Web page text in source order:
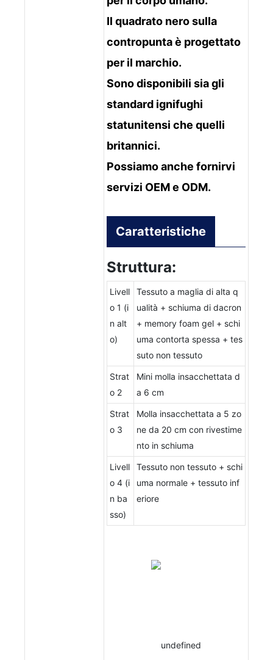
Il quadrato nero sulla
contropunta è progettato
per il marchio.
Sono disponibili sia gli
standard ignifughi
statunitensi che quelli
britannici.
Possiamo anche fornirvi
servizi OEM e ODM.
Caratteristiche
Struttura:
Livell
o 1 (i
n alt
o)
Tessuto a maglia di alta q
ualità + schiuma di dacron
+ memory foam gel + schi
uma contorta spessa + tes
suto non tessuto
Strat
o 2
Mini molla insacchettata d
a 6 cm
Strat
o 3
Molla insacchettata a 5 zo
ne da 20 cm con rivestime
nto in schiuma
Livell
o 4 (i
n ba
sso)
Tessuto non tessuto + schi
uma normale + tessuto inf
eriore